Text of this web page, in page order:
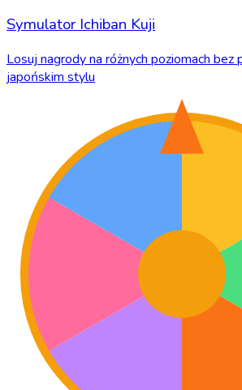
Symulator Ichiban Kuji
Losuj nagrody na różnych poziomach
japońskim stylu